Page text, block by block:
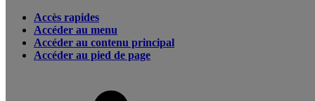
Accès rapides
Accéder au menu
Accéder au contenu principal
Accéder au pied de page